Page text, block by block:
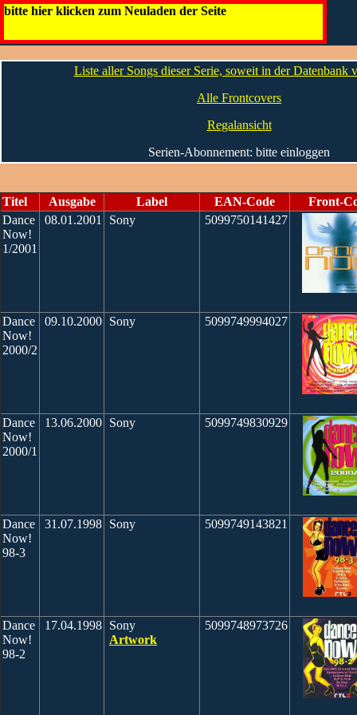
bitte hier klicken zum Neuladen der Seite
Dance Now!
Liste aller Songs dieser Serie, soweit in der Datenbank
Alle Frontcovers
Regalansicht
Serien-Abonnement: bitte einloggen
Titel Ausgabe Label EAN-Code
Front-
Dance
Now!
1/2001
08.01.2001 Sony 5099750141427
Dance
Now!
2000/2
09.10.2000 Sony 5099749994027
Dance
Now!
2000/1
13.06.2000 Sony 5099749830929
Dance
Now!
98-3
31.07.1998 Sony 5099749143821
Dance
Now!
98-2
17.04.1998 Sony
Artwork
5099748973726